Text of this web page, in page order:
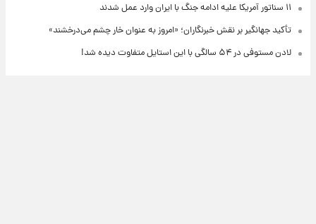
۱۱ سناتور آمریکا علیه ادامه جنگ با ایران وارد عمل شدند
تأکید جهانگیر بر نقش خبرنگاران؛ «امروز به عنوان خار چشم می‌درخشند»
لادن مستوفی در ۵۴ سالگی با این استایل متفاوت دیده شد!